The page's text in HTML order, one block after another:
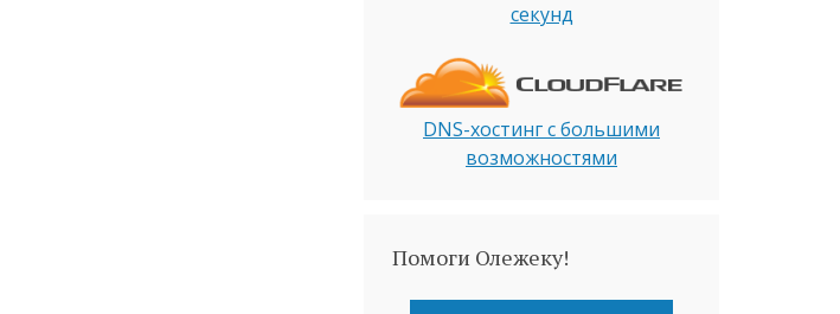
секунд
DNS-хостинг с большими
возможностями
Помоги Олежеку!